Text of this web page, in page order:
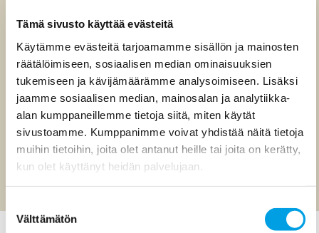
Tämä sivusto käyttää evästeitä
Käytämme evästeitä tarjoamamme sisällön ja mainosten
räätälöimiseen, sosiaalisen median ominaisuuksien
tukemiseen ja kävijämäärämme analysoimiseen. Lisäksi
jaamme sosiaalisen median, mainosalan ja analytiikka-
alan kumppaneillemme tietoja siitä, miten käytät
sivustoamme. Kumppanimme voivat yhdistää näitä tietoja
muihin tietoihin, joita olet antanut heille tai joita on kerätty,
kun olet käyttänyt heidän palvelujaan.
valinta
Välttämätön
Suihkuseinät
•Välitilan lasit
•Liukuovet
Pöytälasit